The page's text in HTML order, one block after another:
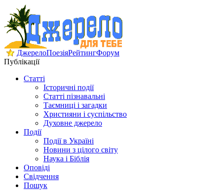
ДжерелоПоезіяРейтингФорум
Публікації
Статті
Історичні події
Статті пізнавальні
Таємниці і загадки
Християни і суспільство
Духовне джерело
Події
Події в Україні
Новини з цілого світу
Наука і Біблія
Оповіді
Свідчення
Пошук